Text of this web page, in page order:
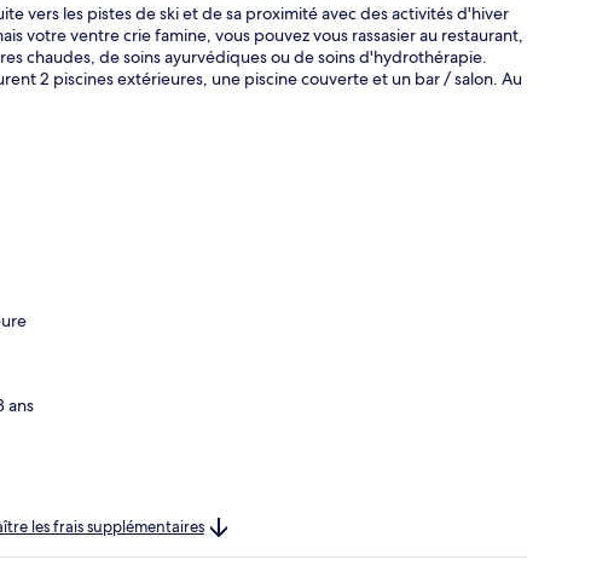
vers les pistes de ski et de sa proximité avec des activités d'hiver
votre ventre crie famine, vous pouvez vous rassasier au restaurant,
chaudes, de soins ayurvédiques ou de soins d'hydrothérapie.
2 piscines extérieures, une piscine couverte et un bar / salon. Au
ans
les frais supplémentaires